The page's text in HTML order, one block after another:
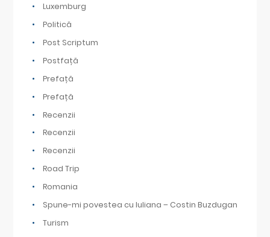
Luxemburg
Politică
Post Scriptum
Postfață
Prefață
Prefață
Recenzii
Recenzii
Recenzii
Road Trip
Romania
Spune-mi povestea cu Iuliana – Costin Buzdugan
Turism